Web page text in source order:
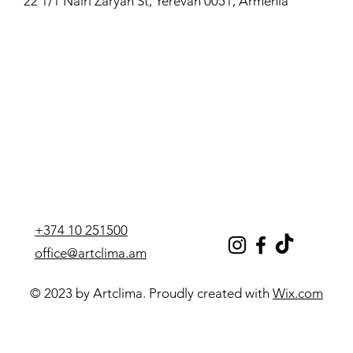
+374 10 251500
office@artclima.am
© 2023 by Artclima. Proudly created with Wix.com